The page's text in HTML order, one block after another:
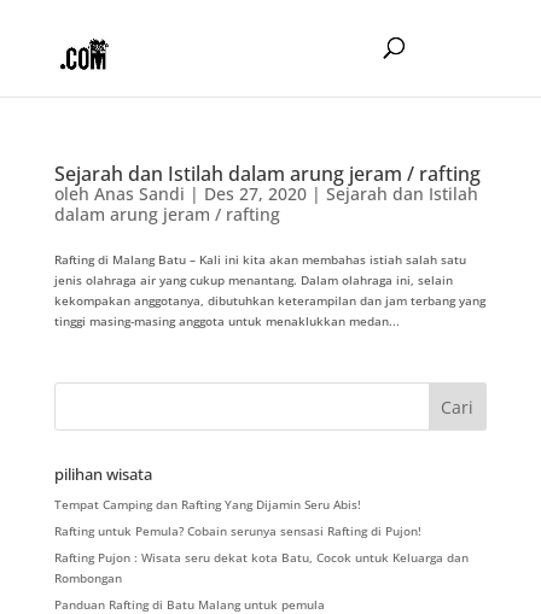
Sejarah dan Istilah dalam arung jeram / rafting
oleh Anas Sandi | Des 27, 2020| Sejarah dan Istilah
dalam arung jeram / rafting
Rafting di Malang Batu – Kali ini kita akan membahas istiah salah satu
jenis olahraga air yang cukup menantang. Dalam olahraga ini, selain
kekompakan anggotanya, dibutuhkan keterampilan dan jam terbang yang
tinggi masing-masing anggota untuk menaklukkan medan...
pilihan wisata
Tempat Camping dan Rafting Yang Dijamin Seru Abis!
Rafting untuk Pemula? Cobain serunya sensasi Rafting di Pujon!
Rafting Pujon : Wisata seru dekat kota Batu, Cocok untuk Keluarga dan
Rombongan
Panduan Rafting di Batu Malang untuk pemula